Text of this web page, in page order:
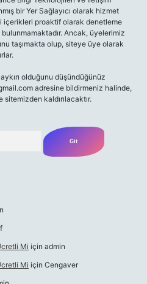
bir Yer Sağlayıcı olarak hizmet
içerikleri proaktif olarak denetleme
Ancak, üyelerimiz
taşımakta olup, siteye üye olarak
olduğunu düşündüğünüz
adresine bildirmeniz halinde,
kaldırılacaktır.
Mi için admin
Mi için Cengaver